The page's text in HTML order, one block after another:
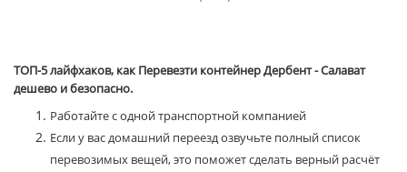
ТОП-5 лайфхаков, как Перевезти контейнер Дербент - Салават
дешево и безопасно.
Работайте с одной транспортной компанией
Если у вас домашний переезд озвучьте полный список
перевозимых вещей, это поможет сделать верный расчёт